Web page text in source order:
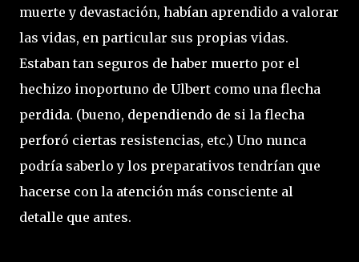
muerte y devastación, habían aprendido a valorar
las vidas, en particular sus propias vidas.
Estaban tan seguros de haber muerto por el
hechizo inoportuno de Ulbert como una flecha
perdida. (bueno, dependiendo de si la flecha
perforó ciertas resistencias, etc.) Uno nunca
podría saberlo y los preparativos tendrían que
hacerse con la atención más consciente al
detalle que antes.